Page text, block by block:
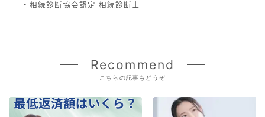
・相続診断協会認定 相続診断士
Recommend
こちらの記事もどうぞ